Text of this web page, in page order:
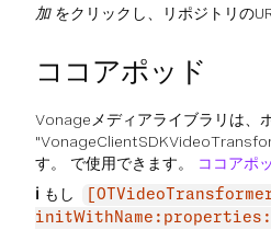
加をクリックし、リポジトリの
ココアポッド
Vonageメディアライブラリは、
す。 で使用できます。
ココアポ
ℹ️ もし